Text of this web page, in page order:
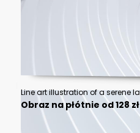
Obraz na płótnie od 128 zł